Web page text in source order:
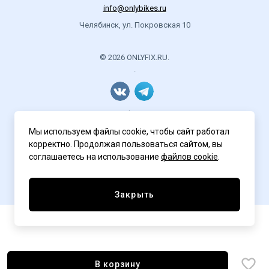
В корзину
10 Система Octopus Fat 48T
16 Фривил Tri-Diamond 16T
Седло:
18 Подседельный штырь Octopus 27.2
19 Зажим Octopus
Управление:
23 Рулевая Octopus на промышленных подшипниках
Цена велосипеда указана именно для
info@onlybikes.ru
Челябинск, ул. Покровская 10
© 2026 ONLYFIX.RU.
.
Политика конфиденциальности
Мы используем файлы cookie, чтобы сайт работал
корректно. Продолжая пользоваться сайтом, вы
соглашаетесь на использование файлов cookie
Закрыть